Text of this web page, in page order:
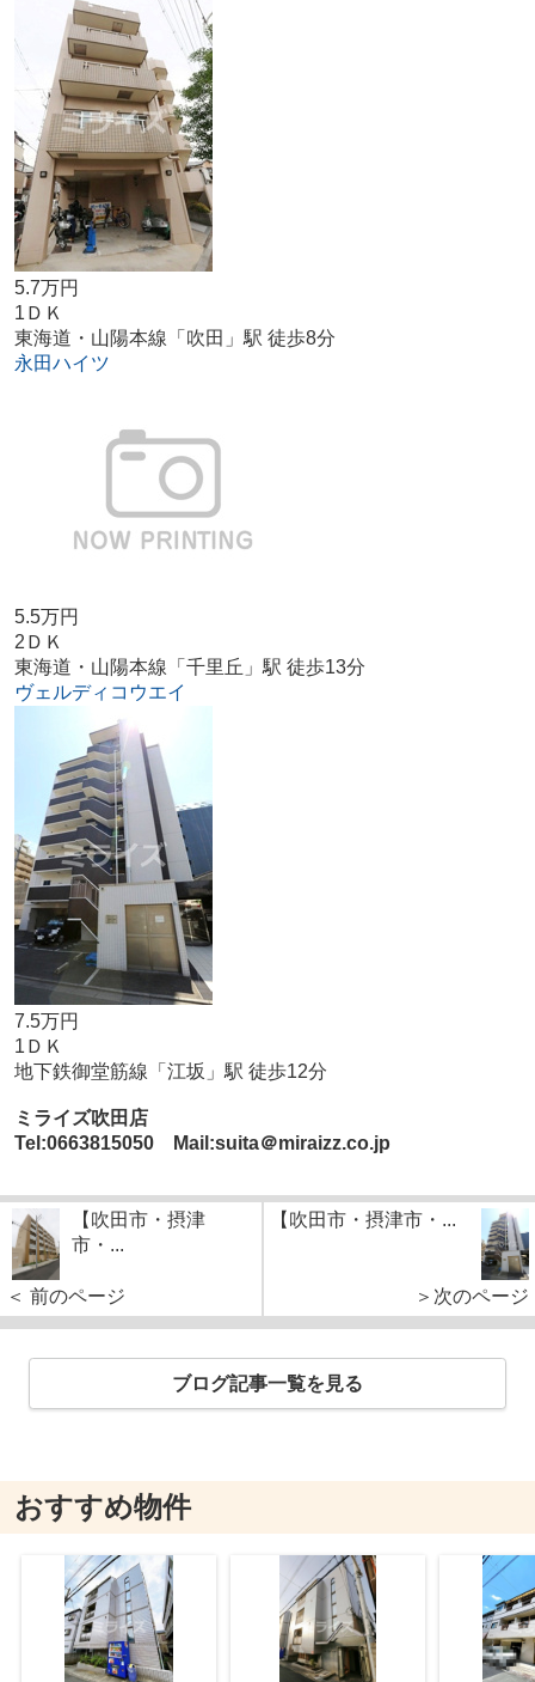
5.7万円
1ＤＫ
東海道・山陽本線「吹田」駅 徒歩8分
永田ハイツ
5.5万円
2ＤＫ
東海道・山陽本線「千里丘」駅 徒歩13分
ヴェルディコウエイ
7.5万円
1ＤＫ
地下鉄御堂筋線「江坂」駅 徒歩12分
ミライズ吹田店
Tel:0663815050 Mail:suita＠miraizz.co.jp
【吹田市・摂津
市・...
＜ 前のページ
【吹田市・摂津市・...
＞次のページ
ブログ記事一覧を見る
おすすめ物件